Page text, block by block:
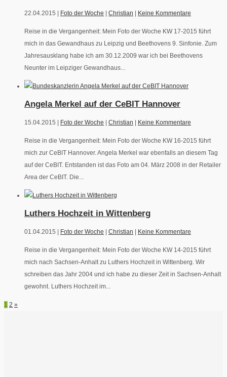
22.04.2015 | Foto der Woche | Christian | Keine Kommentare
Reise in die Vergangenheit: Mein Foto der Woche KW 17-2015 führt
mich in das Gewandhaus zu Leipzig und Beethovens 9. Sinfonie. Zum
Jahresausklang habe ich am 30.12.2009 war ich bei Beethovens
Neunter im Leipziger Gewandhaus...
Angela Merkel auf der CeBIT Hannover
15.04.2015 | Foto der Woche Christian Keine Kommentare
Reise in die Vergangenheit: Mein Foto der Woche KW 16-2015 führt
mich zur CeBIT Hannover. Angela Merkel war ebenfalls an diesem Tag
auf der CeBIT. Entstanden ist das Foto am 04. März 2008 in der Retailer
Area der CeBIT. Die...
Luthers Hochzeit in Wittenberg
01.04.2015 | Foto der Woche Christian Keine Kommentare
Reise in die Vergangenheit: Mein Foto der Woche KW 14-2015 führt
mich nach Sachsen-Anhalt zu Luthers Hochzeit in Wittenberg. Wir
schreiben das Jahr 2004 und ich habe zu dieser Zeit in Sachsen-Anhalt
gewohnt. Luthers Hochzeit im...
1 2 »